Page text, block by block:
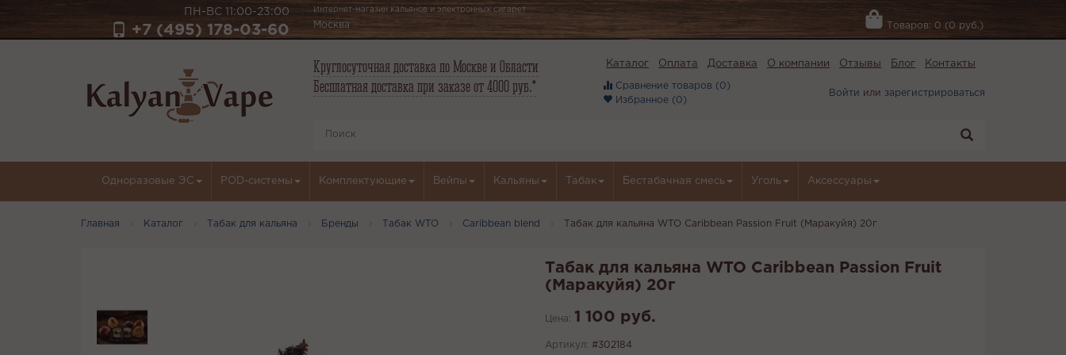
ПН-ВС 11:00-23:00
+7 (495) 178-03-60
Интернет-магазин кальянов и электронных сигарет
Москва Товаров: 0 (0 руб.)
Круглосуточная доставка по Москве и Области
Бесплатная доставка при заказе от 4000 руб.*
Каталог Оплата Доставка О компании Отзывы Блог Контакты
Сравнение товаров (0)
Избранное (0)
Войти или зарегистрироваться
Одноразовые ЭС POD-системы Комплектующие Вейпы Кальяны Табак Бестабачная смесь Уголь Аксессуары
Главная Каталог Табак для кальяна Бренды Табак WTO Caribbean blend Табак для кальяна WTO Caribbean Passion Fruit (Маракуйя) 20г
Табак для кальяна WTO Caribbean Passion Fruit
(Маракуйя) 20г
Цена: 1 100 руб.
Артикул: #302184